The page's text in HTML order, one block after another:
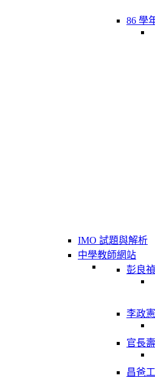
86 學
IMO 試題與解析
中學教師網站
彭良禎
李政憲
官長壽
昌爸